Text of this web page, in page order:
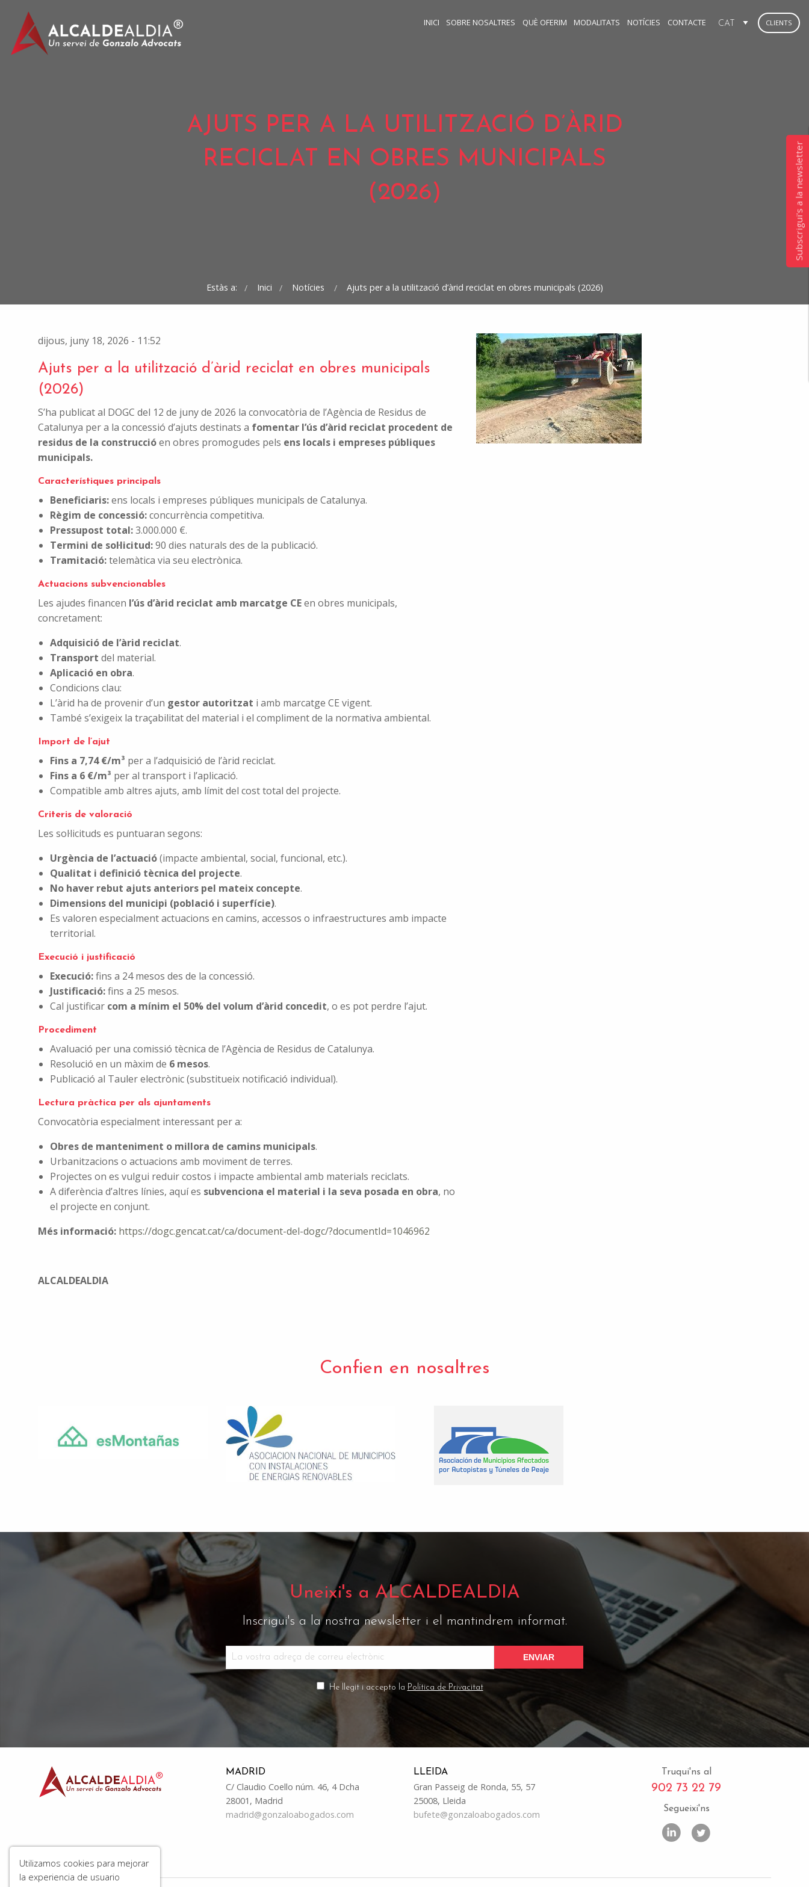
CLIENTS
INICI SOBRE NOSALTRES QUÈ OFERIM MODALITATS NOTÍCIES CONTACTE
AJUTS PER A LA UTILITZACIÓ D’ÀRID
RECICLAT EN OBRES MUNICIPALS
(2026)
Estàs a: Inici Notícies Ajuts per a la utilització d’àrid reciclat en obres municipals (2026)
dijous, juny 18, 2026 - 11:52
Ajuts per a la utilització d’àrid reciclat en obres municipals
(2026)
S’ha publicat al DOGC del 12 de juny de 2026 la convocatòria de l’Agència de Residus de
Catalunya per a la concessió d’ajuts destinats a fomentar l’ús d’àrid reciclat procedent de
residus de la construccióen obres promogudes pels ens locals i empreses públiques
municipals.
Característiques principals
Beneficiaris:ens locals i empreses públiques municipals de Catalunya.
Règim de concessió:concurrència competitiva.
Pressupost total:3.000.000 €.
Termini de sol·licitud:90 dies naturals des de la publicació.
Tramitació:telemàtica via seu electrònica.
Actuacions subvencionables
Les ajudes financen l’ús d’àrid reciclat amb marcatge CEen obres municipals,
concretament:
Adquisició de l’àrid reciclat.
Transport del material.
Aplicació en obra.
Condicions clau:
L’àrid ha de provenir d’un gestor autoritzat i amb marcatge CE vigent.
També s’exigeix la traçabilitat del material i el compliment de la normativa ambiental.
Import de l’ajut
Fins a 7,74 €/m³ per a l’adquisició de l’àrid reciclat.
Fins a 6 €/m³ per al transport i l’aplicació.
Compatible amb altres ajuts, amb límit del cost total del projecte.
Criteris de valoració
Les sol·licituds es puntuaran segons:
Urgència de l’actuació(impacte ambiental, social, funcional, etc.).
Qualitat i definició tècnica del projecte.
No haver rebut ajuts anteriors pel mateix concepte.
Dimensions del municipi (població i superfície).
Es valoren especialment actuacions en camins, accessos o infraestructures amb impacte
territorial.
Execució i justificació
Execució:fins a 24 mesos des de la concessió.
Justificació:fins a 25 mesos.
Cal justificar com a mínim el 50% del volum d’àrid concedit, o es pot perdre l’ajut.
Procediment
Avaluació per una comissió tècnica de l’Agència de Residus de Catalunya.
Resolució en un màxim de 6 mesos.
Publicació al Tauler electrònic (substitueix notificació individual).
Lectura pràctica per als ajuntaments
Convocatòria especialment interessant per a:
Obres de manteniment o millora de camins municipals.
Urbanitzacions o actuacions amb moviment de terres.
Projectes on es vulgui reduir costos i impacte ambiental amb materials reciclats.
A diferència d’altres línies, aquí es subvenciona el material i la seva posada en obra, no
el projecte en conjunt.
Més informació: https://dogc.gencat.cat/ca/document-del-dogc/?documentId=1046962
ALCALDEALDIA
Confien en nosaltres
Uneixi's a ALCALDEALDIA
Inscrigui's a la nostra newsletter i el mantindrem informat.
He llegit i accepto la Política de Privacitat
Truqui'ns al
902 73 22 79
Segueixi'ns
LLEIDA
Gran Passeig de Ronda, 55, 57
25008, Lleida
bufete@gonzaloabogados.com
MADRID
C/ Claudio Coello núm. 46, 4 Dcha
28001, Madrid
madrid@gonzaloabogados.com
Subscrigui's a la newsletter
Utilizamos cookies para mejorar
la experiencia de usuario